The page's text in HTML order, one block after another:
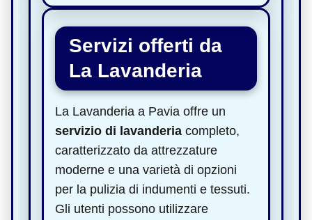
Servizi offerti da
La Lavanderia
La Lavanderia a Pavia offre un
servizio di lavanderia completo,
caratterizzato da attrezzature
moderne e una varietà di opzioni
per la pulizia di indumenti e tessuti.
Gli utenti possono utilizzare